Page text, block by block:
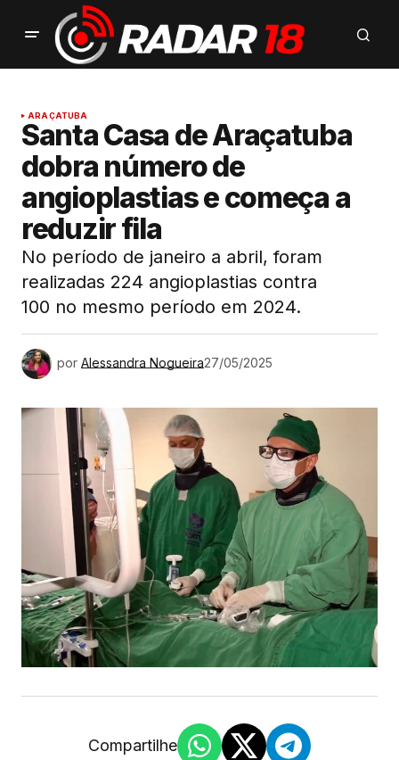
ARAÇATUBA
Santa Casa de Araçatuba
dobra número de
angioplastias e começa a
reduzir fila
No período de janeiro a abril, foram
realizadas 224 angioplastias contra
100 no mesmo período em 2024.
por Alessandra Nogueira27/05/2025
Compartilhe